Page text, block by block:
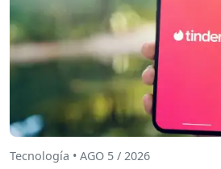
Tecnología • AGO 5 / 2026